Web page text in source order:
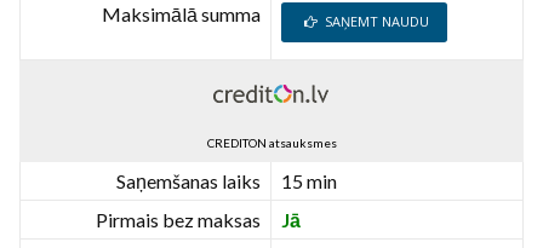
Maksimālā summa SAŅEMT NAUDU
CREDITON atsauksmes
Saņemšanas laiks
15 min
Pirmais bez maksas
Jā